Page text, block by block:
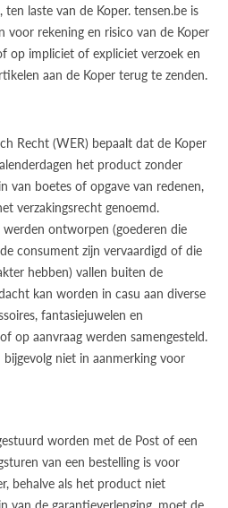
laste van de Koper. tensen.be is
voor rekening en risico van de Koper
op impliciet of expliciet verzoek en
aan de Koper terug te zenden.
Recht (WER) bepaalt dat de Koper
het product zonder
van boetes of opgave van redenen,
verzakingsrecht genoemd.
ontworpen (goederen die
consument zijn vervaardigd of die
hebben) vallen buiten de
kan worden in casu aan diverse
fantasiejuwelen en
op aanvraag werden samengesteld.
niet in aanmerking voor
worden met de Post of een
van een bestelling is voor
behalve als het product niet
van de garantieverlenging, moet de